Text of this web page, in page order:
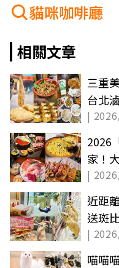
貓咪咖啡廳
相關文章
三重
台北
|
2026
家！
|
近距
送斑
惠開
|
喵喵